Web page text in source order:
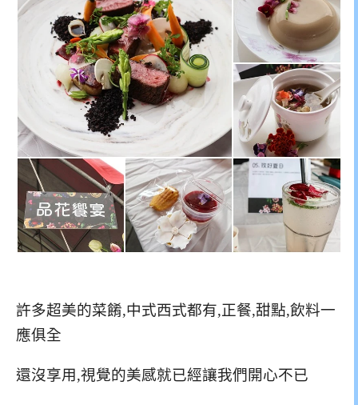
許多超美的菜餚,中式西式都有,正餐,甜點,飲料一
應俱全
還沒享用,視覺的美感就已經讓我們開心不已